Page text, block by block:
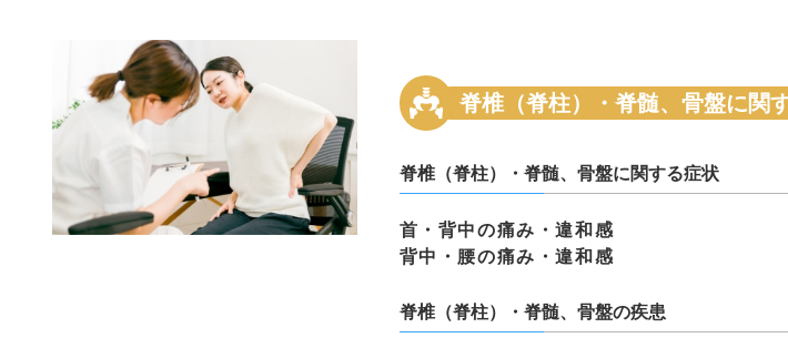
脊椎（脊柱）・脊髄、骨盤に関
脊椎（脊柱）・脊髄、骨盤に関する症状
首・背中の痛み・違和感
背中・腰の痛み・違和感
脊椎（脊柱）・脊髄、骨盤の疾患